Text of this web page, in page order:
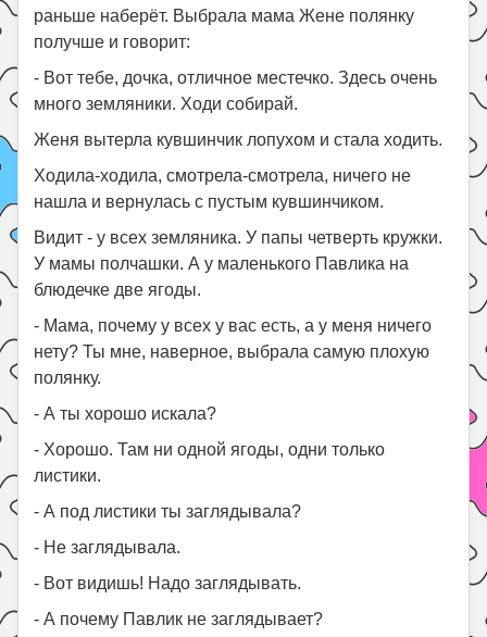
раньше наберёт. Выбрала мама Жене полянку
получше и говорит:
- Вот тебе, дочка, отличное местечко. Здесь очень
много земляники. Ходи собирай.
Женя вытерла кувшинчик лопухом и стала ходить.
Ходила-ходила, смотрела-смотрела, ничего не
нашла и вернулась с пустым кувшинчиком.
Видит - у всех земляника. У папы четверть кружки.
У мамы полчашки. А у маленького Павлика на
блюдечке две ягоды.
- Мама, почему у всех у вас есть, а у меня ничего
нету? Ты мне, наверное, выбрала самую плохую
полянку.
- А ты хорошо искала?
- Хорошо. Там ни одной ягоды, одни только
листики.
- А под листики ты заглядывала?
- Не заглядывала.
- Вот видишь! Надо заглядывать.
- А почему Павлик не заглядывает?